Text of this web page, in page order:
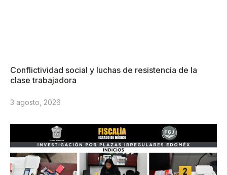
Conflictividad social y luchas de resistencia de la
clase trabajadora
3 agosto, 2026